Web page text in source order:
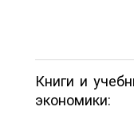
Книги и
экономики: